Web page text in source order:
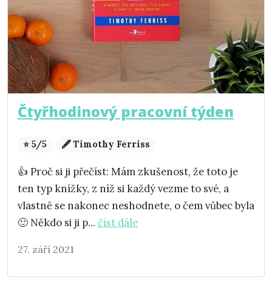
Čtyřhodinový pracovní týden
⭐ 5/5 🖋️ Timothy Ferriss
👍 Proč si ji přečíst: Mám zkušenost, že toto je
ten typ knížky, z níž si každý vezme to své, a
vlastně se nakonec neshodnete, o čem vůbec byla
🙂 Někdo si ji p... číst dále
27. září 2021